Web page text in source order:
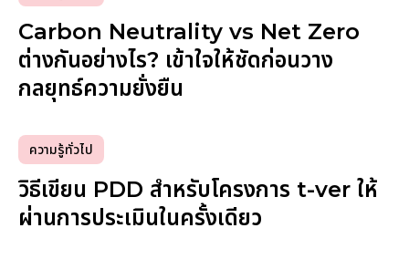
Carbon Neutrality vs Net Zero
ต่างกันอย่างไร? เข้าใจให้ชัดก่อนวาง
กลยุทธ์ความยั่งยืน
ความรู้ทั่วไป
วิธีเขียน PDD สำหรับโครงการ t-ver ให้
ผ่านการประเมินในครั้งเดียว